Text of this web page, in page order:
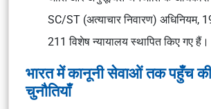
SC/ST (अत्याचार निवारण) अधिनियम,
211 विशेष न्यायालय स्थापित किए गए हैं।
भारत में कानूनी सेवाओं तक पहुँच
चुनौतियाँ